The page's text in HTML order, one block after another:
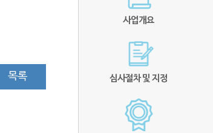
목록
사업개요
심사절차 및 지정